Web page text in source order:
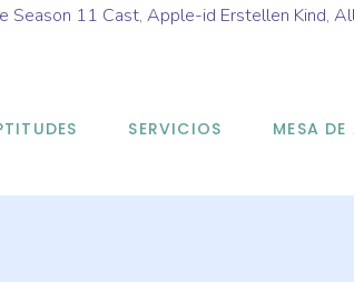
Season 11 Cast, Apple-id Erstellen Kind,
SERVICIOS MESA DE